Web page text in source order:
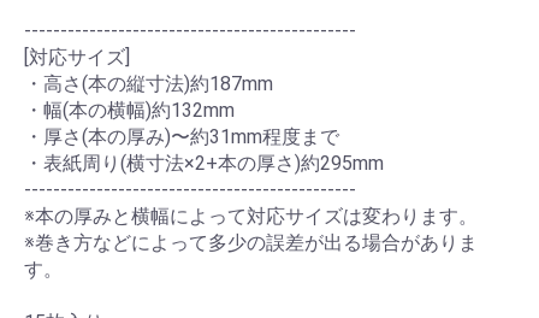
----------------------------------------------
[対応サイズ]
・高さ(本の縦寸法)約187mm
・幅(本の横幅)約132mm
・厚さ(本の厚み)〜約31mm程度まで
・表紙周り(横寸法×2+本の厚さ)約295mm
----------------------------------------------
※本の厚みと横幅によって対応サイズは変わります。
※巻き方などによって多少の誤差が出る場合がありま
す。